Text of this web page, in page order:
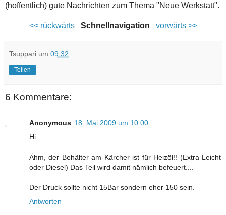
(hoffentlich) gute Nachrichten zum Thema "Neue Werkstatt".
<< rückwärtsSchnellnavigation vorwärts >>
Tsuppari um 09:32
Teilen
6 Kommentare:
Anonymous 18. Mai 2009 um 10:00
Hi
Ähm, der Behälter am Kärcher ist für Heizöl!! (Extra Leicht
oder Diesel) Das Teil wird damit nämlich befeuert....
Der Druck sollte nicht 15Bar sondern eher 150 sein.
Antworten